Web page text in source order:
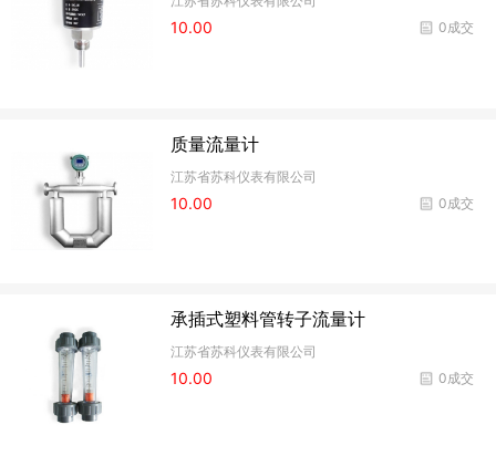
0成交
10.00
质量流量计
江苏省苏科仪表有限公司
0成交
10.00
承插式塑料管转子流量计
江苏省苏科仪表有限公司
0成交
10.00